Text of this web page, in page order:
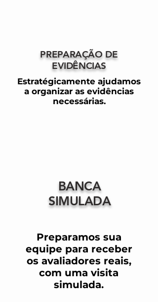
PREPARAÇÃO DE
EVIDÊNCIAS
Estratégicamente ajudamos
a organizar as evidências
necessárias.
BANCA
SIMULADA
Preparamos sua
equipe para receber
os avaliadores reais,
com uma visita
simulada.